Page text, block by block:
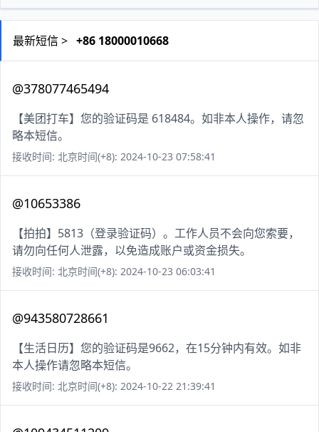
最新短信 > +86 18000010668
@378077465494
【美团打车】您的验证码是 618484。如非本人操作，请忽
略本短信。
接收时间: 北京时间(+8): 2024-10-23 07:58:41
@10653386
【拍拍】5813（登录验证码）。工作人员不会向您索要，
请勿向任何人泄露，以免造成账户或资金损失。
接收时间: 北京时间(+8): 2024-10-23 06:03:41
@943580728661
【生活日历】您的验证码是9662，在15分钟内有效。如非
本人操作请忽略本短信。
接收时间: 北京时间(+8): 2024-10-22 21:39:41